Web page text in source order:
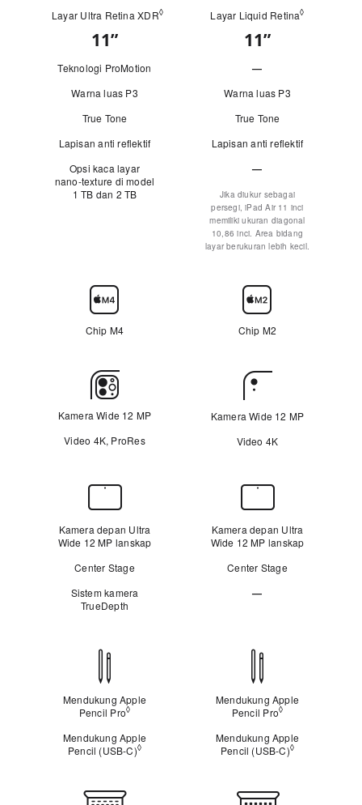
Lihat
Layar Ultra Retina XDR◊Lihat penafian hukum
11”
n
c
i
Teknologi ProMotion
Warna luas P3
True Tone
Lapisan anti reflektif
Opsi kaca layar
nano-texture di model
1 TB dan 2 TB
Layar Liquid Retina◊
11”
c
i
—
Tidak
Berlaku
Warna luas P3
True Tone
Lapisan anti reflektif
—
Tidak
Berlaku
Jika diukur sebagai
persegi, iPad Air 11 inci
memiliki ukuran diagonal
10,86 inci. Area bidang
layar berukuran lebih kecil.
Chip M4 Chip M2
Kamera
Belakang
Kamera Wide 12 MP
Video 4K, ProRes
Kamera Wide 12 MP
Video 4K
Kamera
Kamera depan Ultra
Wide 12 MP lanskap
Center Stage
Sistem kamera
TrueDepth
Kamera depan Ultra
Wide 12 MP lanskap
Center Stage
—
Kompatibilitas
Pencil
Mendukung Apple
Pencil Pro◊
Mendukung Apple
Pencil (USB-C)◊ Lihat penafian hukum
Mendukung Apple
Pencil Pro◊
Mendukung Apple
Pencil (USB-C)◊
Papan